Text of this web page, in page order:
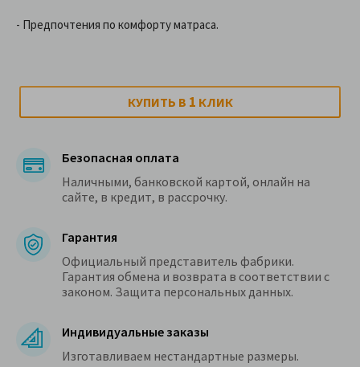
- Предпочтения по комфорту матраса.
КУПИТЬ В 1 КЛИК
Безопасная оплата
Наличными, банковской картой, онлайн на
сайте, в кредит, в рассрочку.
Гарантия
Официальный представитель фабрики.
Гарантия обмена и возврата в соответствии с
законом. Защита персональных данных.
Индивидуальные заказы
Изготавливаем нестандартные размеры.